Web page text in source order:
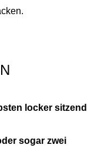
locker sitzend
sogar zwei